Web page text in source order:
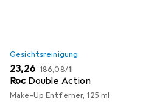
Gesichtsreinigung
EUR
23,26 EUR
186,08/1l
Roc Double Action
Make-Up Entferner, 125 ml